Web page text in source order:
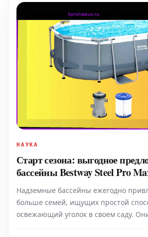
НАУКА
Старт сезона: выгодное
бассейны Bestway Steel Pro
Надземные бассейны ежегодно
больше семей, ищущих простой
освежающий уголок в своем саду.